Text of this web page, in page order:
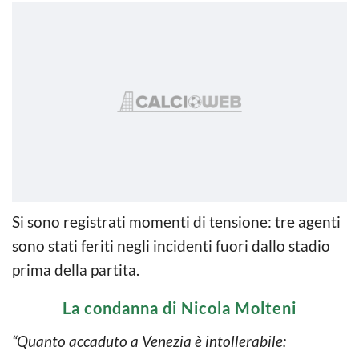
Si sono registrati momenti di tensione: tre agenti
sono stati feriti negli incidenti fuori dallo stadio
prima della partita.
La condanna di Nicola Molteni
“Quanto accaduto a Venezia è intollerabile: